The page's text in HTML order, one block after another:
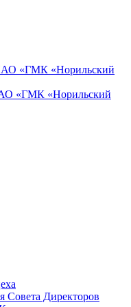
«ГМК «Норильский
«ГМК «Норильский
Совета Директоров